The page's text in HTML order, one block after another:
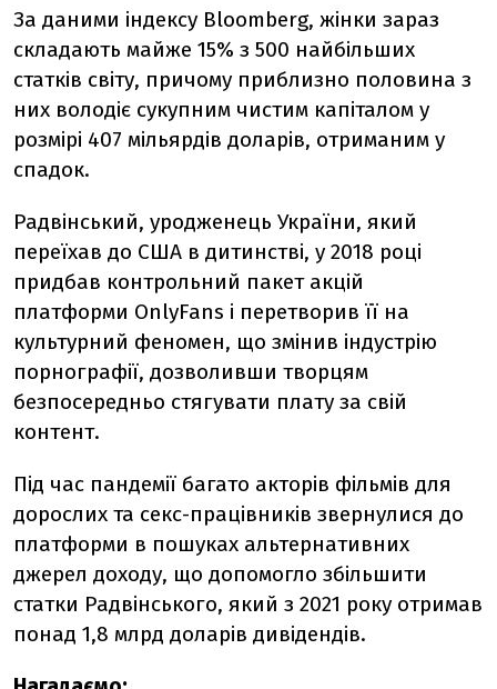
За даними індексу Bloomberg, жінки зараз
складають майже 15% з 500 найбільших
статків світу, причому приблизно половина з
них володіє сукупним чистим капіталом у
розмірі 407 мільярдів доларів, отриманим у
спадок.
Радвінський, уродженець України, який
переїхав до США в дитинстві, у 2018 році
придбав контрольний пакет акцій
платформи OnlyFans і перетворив її на
культурний феномен, що змінив індустрію
порнографії, дозволивши творцям
безпосередньо стягувати плату за свій
контент.
Під час пандемії багато акторів фільмів для
дорослих та секс-працівників звернулися до
платформи в пошуках альтернативних
джерел доходу, що допомогло збільшити
статки Радвінського, який з 2021 року отримав
понад 1,8 млрд доларів дивідендів.